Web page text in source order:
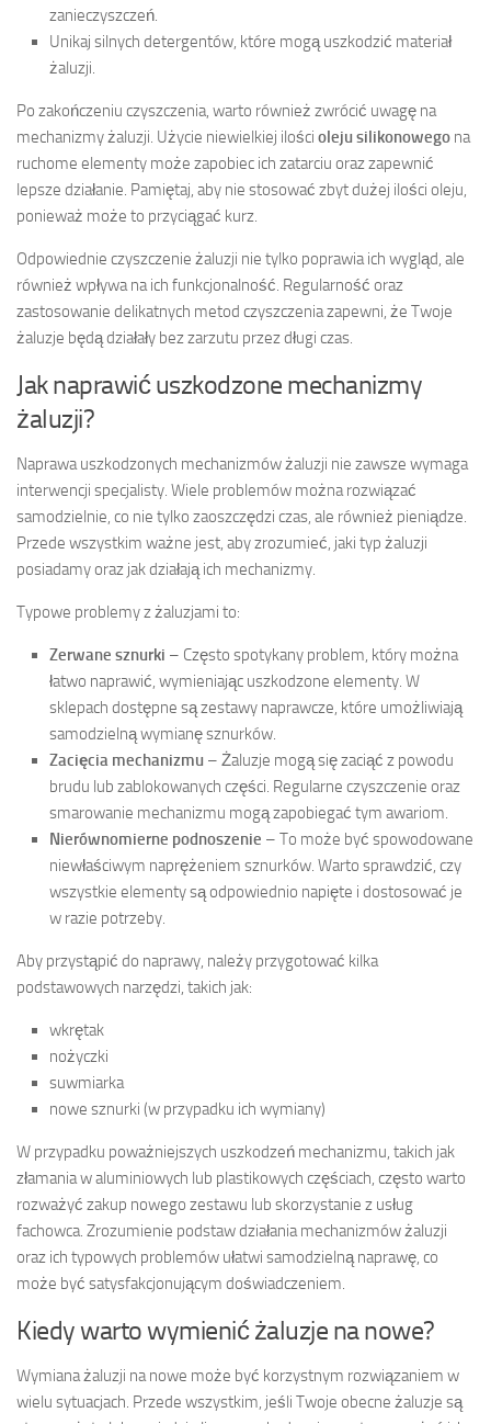
zanieczyszczeń.
Unikaj silnych detergentów, które mogą uszkodzić materiał
żaluzji.
Po zakończeniu czyszczenia, warto również zwrócić uwagę na
mechanizmy żaluzji. Użycie niewielkiej ilości oleju silikonowego na
ruchome elementy może zapobiec ich zatarciu oraz zapewnić
lepsze działanie. Pamiętaj, aby nie stosować zbyt dużej ilości oleju,
ponieważ może to przyciągać kurz.
Odpowiednie czyszczenie żaluzji nie tylko poprawia ich wygląd, ale
również wpływa na ich funkcjonalność. Regularność oraz
zastosowanie delikatnych metod czyszczenia zapewni, że Twoje
żaluzje będą działały bez zarzutu przez długi czas.
Jak naprawić uszkodzone mechanizmy
żaluzji?
Naprawa uszkodzonych mechanizmów żaluzji nie zawsze wymaga
interwencji specjalisty. Wiele problemów można rozwiązać
samodzielnie, co nie tylko zaoszczędzi czas, ale również pieniądze.
Przede wszystkim ważne jest, aby zrozumieć, jaki typ żaluzji
posiadamy oraz jak działają ich mechanizmy.
Typowe problemy z żaluzjami to:
Zerwane sznurki – Często spotykany problem, który można
łatwo naprawić, wymieniając uszkodzone elementy. W
sklepach dostępne są zestawy naprawcze, które umożliwiają
samodzielną wymianę sznurków.
Zacięcia mechanizmu – Żaluzje mogą się zaciąć z powodu
brudu lub zablokowanych części. Regularne czyszczenie oraz
smarowanie mechanizmu mogą zapobiegać tym awariom.
Nierównomierne podnoszenie – To może być spowodowane
niewłaściwym naprężeniem sznurków. Warto sprawdzić, czy
wszystkie elementy są odpowiednio napięte i dostosować je
w razie potrzeby.
Aby przystąpić do naprawy, należy przygotować kilka
podstawowych narzędzi, takich jak:
wkrętak
nożyczki
suwmiarka
nowe sznurki (w przypadku ich wymiany)
W przypadku poważniejszych uszkodzeń mechanizmu, takich jak
złamania w aluminiowych lub plastikowych częściach, często warto
rozważyć zakup nowego zestawu lub skorzystanie z usług
fachowca. Zrozumienie podstaw działania mechanizmów żaluzji
oraz ich typowych problemów ułatwi samodzielną naprawę, co
może być satysfakcjonującym doświadczeniem.
Kiedy warto wymienić żaluzje na nowe?
Wymiana żaluzji na nowe może być korzystnym rozwiązaniem w
wielu sytuacjach. Przede wszystkim, jeśli Twoje obecne żaluzje są